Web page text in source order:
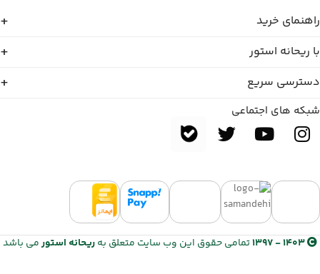
راهنمای خرید
با ریحانه استور
دسترسی سریع
شبکه های اجتماعی
1403 - 1397 تمامی حقوق این وب سایت متعلق بهریحانه استورمی باشد